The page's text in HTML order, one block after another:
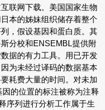
联网下载。美国国家生物
本的姊妹组织储存着整个
，假设基因和蛋白质。其
分校和ENSEMBL提供附
据的有力工具。用已开发
为未经过译码的数据基本
耗费大量的时间。对未加
的位置的标注被称为注释
序列进行分析工作属于生